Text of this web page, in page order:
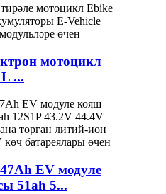
мотоцикл
...
EV модуле
51ah 5...